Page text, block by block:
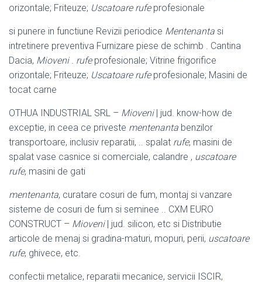
orizontale; Friteuze; Uscatoare rufeprofesionale
si punere in functiune Revizii periodice Mentenanta si
intretinere preventiva Furnizare piese de schimb . Cantina
Dacia, Mioveni. rufeprofesionale; Vitrine frigorifice
orizontale; Friteuze; Uscatoare rufeprofesionale; Masini de
tocat carne
OTHUA INDUSTRIAL SRL – Mioveni| jud. know-how de
exceptie, in ceea ce priveste mentenanta benzilor
transportoare, inclusiv reparatii, .. spalat rufe, masini de
spalat vase casnice si comerciale, calandre , uscatoare
rufe, masini de gati
mentenanta, curatare cosuri de fum, montaj si vanzare
sisteme de cosuri de fum si seminee .. CXM EURO
CONSTRUCT – Mioveni| jud. silicon, etc si Distributie
articole de menaj si gradina-maturi, mopuri, perii, uscatoare
rufe, ghivece, etc.
confectii metalice, reparatii mecanice, servicii ISCIR,